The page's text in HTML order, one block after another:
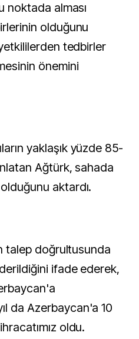
noktada alması
olduğunu
tedbirler
önemini
yaklaşık yüzde 85-
Ağtürk, sahada
aktardı.
talep doğrultusunda
ifade ederek,
da Azerbaycan'a 10
oldu.